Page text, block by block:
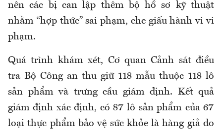
nên các bị can lập thêm bộ hồ sơ kỹ thuật
nhằm “hợp thức” sai phạm, che giấu hành vi vi
phạm.
Quá trình khám xét, Cơ quan Cảnh sát điều
tra Bộ Công an thu giữ 118 mẫu thuộc 118 lô
sản phẩm và trưng cầu giám định. Kết quả
giám định xác định, có 87 lô sản phẩm của 67
loại thực phẩm bảo vệ sức khỏe là hàng giả do